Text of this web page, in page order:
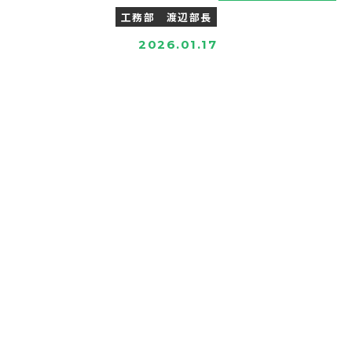
工務部 渡辺部長
2026.01.17